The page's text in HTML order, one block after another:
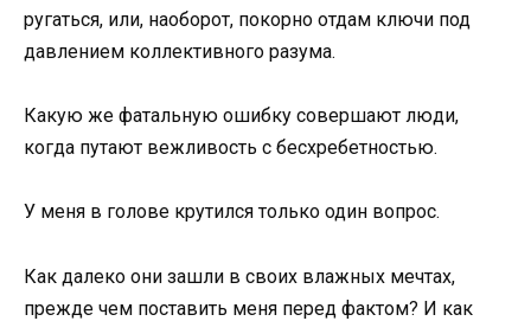
ругаться, или, наоборот, покорно отдам ключи под
давлением коллективного разума.
Какую же фатальную ошибку совершают люди,
когда путают вежливость с бесхребетностью.
У меня в голове крутился только один вопрос.
Как далеко они зашли в своих влажных мечтах,
прежде чем поставить меня перед фактом? И как